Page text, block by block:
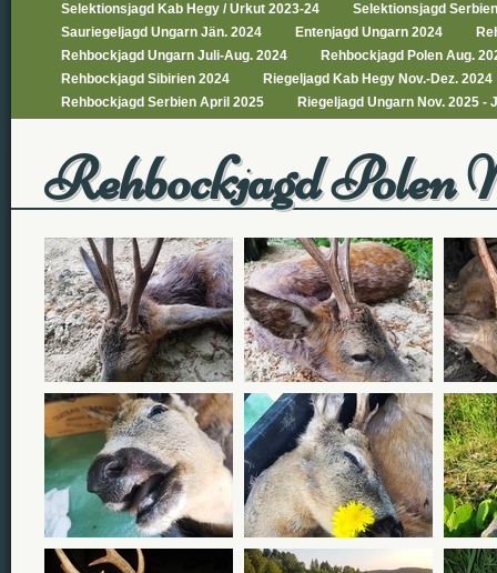
Selektionsjagd Kab Hegy / Urkut 2023-24
Selektionsjagd
Sauriegeljagd Ungarn Jän. 2024
Entenjagd Ungarn 2024
Rehbockjagd Ungarn Juli-Aug. 2024
Rehbockjagd Polen Aug.
Rehbockjagd Sibirien 2024
Riegeljagd Kab Hegy Nov.-Dez. 2024
Rehbockjagd Serbien April 2025
Riegeljagd Ungarn Nov. 2025 -
Rehbockjagd Polen